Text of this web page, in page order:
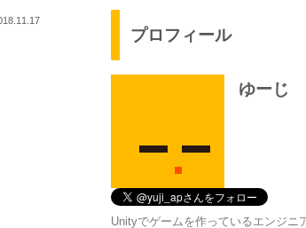
プロフィール
ゆーじ
Unityでゲームを作っているエンジニ